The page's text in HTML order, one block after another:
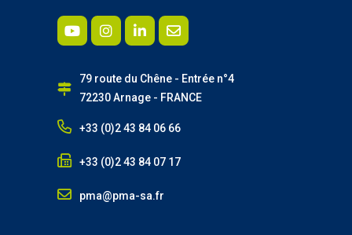
79 route du Chêne - Entrée n°4
72230 Arnage - FRANCE
+33 (0)2 43 84 06 66
+33 (0)2 43 84 07 17
pma@pma-sa.fr